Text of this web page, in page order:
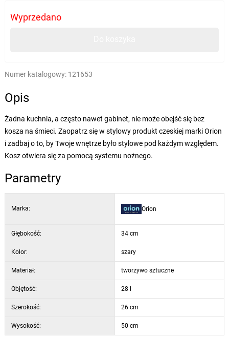
Wyprzedano
Numer katalogowy: 121653
Opis
Żadna kuchnia, a często nawet gabinet, nie może obejść się bez
kosza na śmieci. Zaopatrz się w stylowy produkt czeskiej marki Orion
i zadbaj o to, by Twoje wnętrze było stylowe pod każdym względem.
Kosz otwiera się za pomocą systemu nożnego.
Parametry
Marka: Orion
Głębokość: 34 cm
Kolor: szary
Materiał: tworzywo sztuczne
Objętość: 28 l
Szerokość: 26 cm
Wysokość: 50 cm